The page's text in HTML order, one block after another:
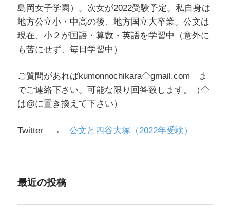
島岡女子学園）。次女が2022受験予定。私自身は
地方公立小・中高の後、地方国立大卒業。公文は
現在、小２が国語・算数・英語を学習中（意外に
も苦にせず、毎日学習中）
ご質問があればkumonnochikara◇gmail.com ま
でご連絡下さい。可能な限り回答致します。（◇
は@に置き換えて下さい）
Twitter → 公文と四谷大塚（2022年受験）
最近の投稿